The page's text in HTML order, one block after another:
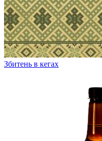
Збитень в кегах